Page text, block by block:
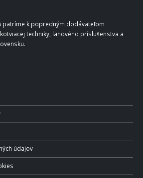
patríme k popredným dodávateľom
techniky, lanového príslušenstva a
údajov